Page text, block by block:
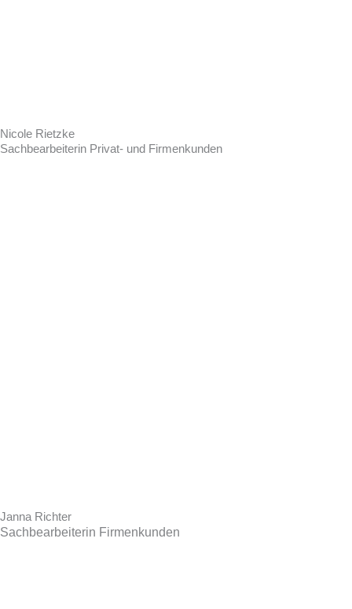
Nicole Rietzke
Sachbearbeiterin Privat- und Firmenkunden
Janna Richter
Sachbearbeiterin Firmenkunden